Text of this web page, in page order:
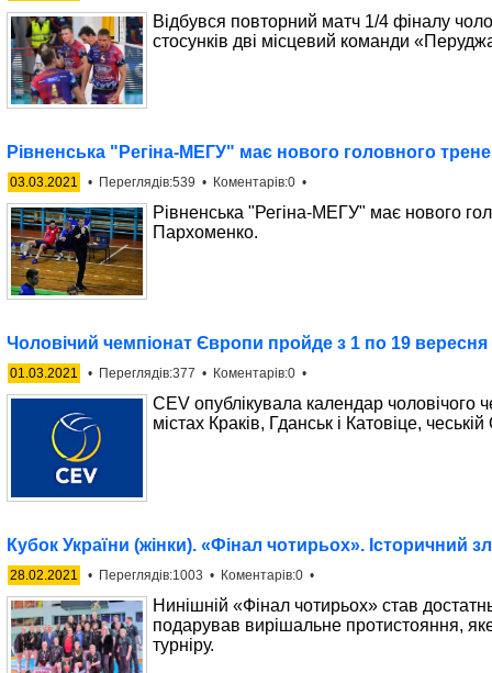
Відбувся повторний матч 1/4 фіналу
стосунків дві місцевий команди
Рівненська "Регіна-МЕГУ" має нового головного
03.03.2021 • Переглядів:539 • Коментарів:0 •
Рівненська "Регіна-МЕГУ" має нового
Пархоменко.
Чоловічий чемпіонат Європи пройде з 1 по 19 вересня
01.03.2021 • Переглядів:377 • Коментарів:0 •
CEV опублікувала календар
містах Краків, Гданськ і Катовіце,
Кубок України (жінки). «Фінал чотирьох». Історичний
28.02.2021 • Переглядів:1003 • Коментарів:0 •
Нинішній «Фінал чотирьох» став
подарував вирішальне протистояння,
турніру.